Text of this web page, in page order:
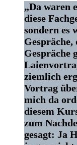
„Da waren
diese
sondern es
Gespräche
ziemlich
Vortrag
mich da
diesem
zum
gesagt: Ja